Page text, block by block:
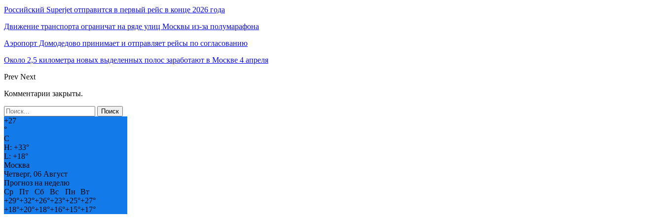
Российский Superjet отправится в первый рейс в конце 2026 года
Движение транспорта ограничат на ряде улиц Москвы из-за полумарафона
Аэропорт Домодедово принимает и отправляет рейсы по согласованию
Около 2,5 километра новых выделенных полос заработают в Москве 4 апреля
Prev Next
Комментарии закрыты.
+27
°
C
H: +33°
L: +18°
Москва
Четверг, 06 Август
Прогноз на неделю
Ср
Пт Сб Вс Пн
Вт
+29°+32°+26°+23°+25°+27°
+18°+20°+18°+16°+15°+17°